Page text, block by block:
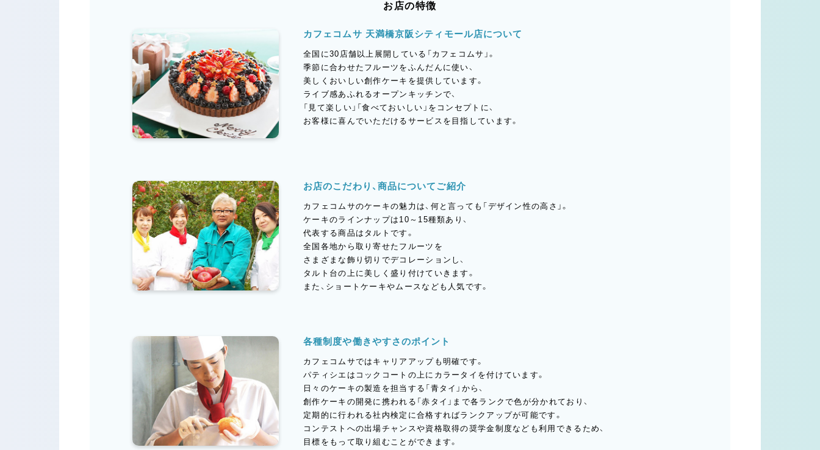
お店の特徴
カフェコムサ 天満橋京阪シティモール店について
全国に30店舗以上展開している「カフェコムサ」。
季節に合わせたフルーツをふんだんに使い、
美しくおいしい創作ケーキを提供しています。
ライブ感あふれるオープンキッチンで、
「見て楽しい」「食べておいしい」をコンセプトに、
お客様に喜んでいただけるサービスを目指しています。
お店のこだわり、商品についてご紹介
カフェコムサのケーキの魅力は、何と言っても「デザイン性の高さ」。
ケーキのラインナップは10～15種類あり、
代表する商品はタルトです。
全国各地から取り寄せたフルーツを
さまざまな飾り切りでデコレーションし、
タルト台の上に美しく盛り付けていきます。
また、ショートケーキやムースなども人気です。
各種制度や働きやすさのポイント
カフェコムサではキャリアアップも明確です。
パティシエはコックコートの上にカラータイを付けています。
日々のケーキの製造を担当する「青タイ」から、
創作ケーキの開発に携われる「赤タイ」まで各ランクで色が分かれており、
定期的に行われる社内検定に合格すればランクアップが可能です。
コンテストへの出場チャンスや資格取得の奨学金制度なども利用できるため、
目標をもって取り組むことができます。